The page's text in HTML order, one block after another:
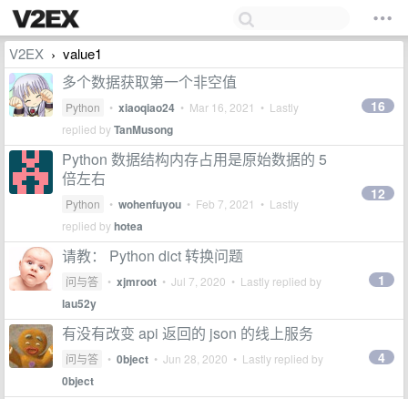
V2EX › value1
多个数据获取第一个非空值
Python • xiaoqiao24 • Mar 16, 2021 • Lastly
replied byTanMusong
16
Python 数据结构内存占用是原始数据的 5
倍左右
Python • wohenfuyou • Feb 7, 2021 • Lastly
replied byhotea
12
请教： Python dict 转换问题
问与答 • xjmroot • Jul 7, 2020 • Lastly replied by
lau52y
1
有没有改变 api 返回的 json 的线上服务
问与答 • 0bject • Jun 28, 2020 • Lastly replied by
0bject
4